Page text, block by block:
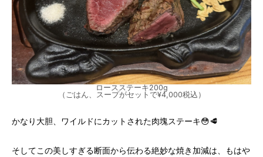
ロースステーキ200g
（ごはん、スープがセットで¥4,000税込）
かなり大胆、ワイルドにカットされた肉塊ステーキ😳🥩
そしてこの美しすぎる断面から伝わる絶妙な焼き加減は、もはや